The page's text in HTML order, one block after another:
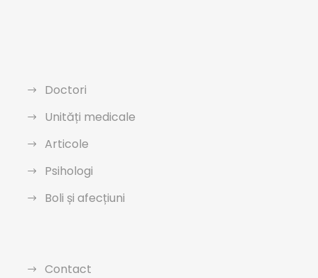
Doctori
Unități medicale
Articole
Psihologi
Boli și afecțiuni
Contact